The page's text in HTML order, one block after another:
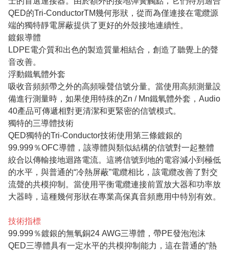
QED的Tri-ConductorTM幾何形狀，從而為僅連接在電纜源
端的獨特靜電屏蔽提供了更好的外殼接地連續性。
鍍銀導體
LDPE電介質和出色的製造質量相結合，創造了聽覺上的聲
音改善。
浮動鐵氧體外套
吸收音頻頻帶之外的高頻噪聲信號分量。當使用高頻測量設
備進行測量時，如果使用特殊的Zn / Mn鐵氧體外套，Audio
40產品可傳遞相對更清潔和更緊密的信號模式。
獨特的三導體技術
QED獨特的Tri-Conductor技術使用第三條鍍銀的
99.999％OFC導體，該導體與類似結構的信號對一起整體
絞合以傳輸接地迴路電流。這將信號到地的電容減小到極低
的水平，與普通的“冷熱屏蔽”電纜相比，該電纜改善了對交
流聲的共模抑制。當使用平衡電纜連接前置放大器和功率放
大器時，這種幾何形狀在專業高保真音頻應用中特別有效。
技術指標
99.999％鍍銀的無氧銅24 AWG三導體，帶PE發泡泡沫
QED三導體具有一定水平的共模抑制能力，這在普通的“熱